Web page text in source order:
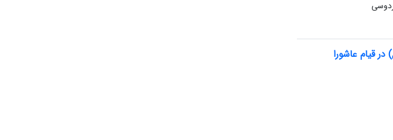
قیام عاشورا